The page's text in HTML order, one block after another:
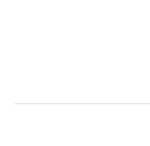
للألعاب فوق الأذن،
والمصممة لكل المنصات الألعاب الرئيسية مثل PS4 و PS5 و Xbox و